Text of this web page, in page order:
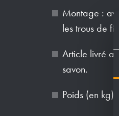
Montage :
les trous de
Article livré
savon.
Poids (en